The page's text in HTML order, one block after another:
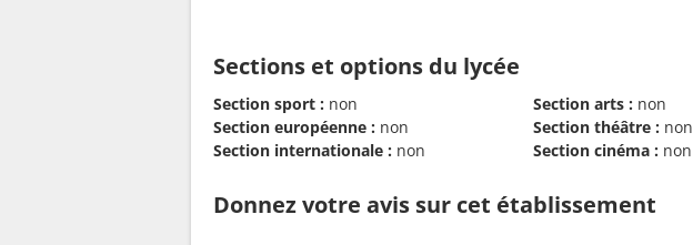
Sections et options du lycée
Section sport : non
Section européenne : non
Section internationale : non
Section arts : non
Section théâtre : non
Section cinéma : non
Donnez votre avis sur cet établissement